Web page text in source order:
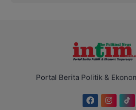
Portal Berita Politik &